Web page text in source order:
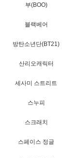
부(BOO)
블랙베어
방탄소년단(BT21)
산리오캐릭터
세사미 스트리트
스누피
스크래치
스페이스 정글